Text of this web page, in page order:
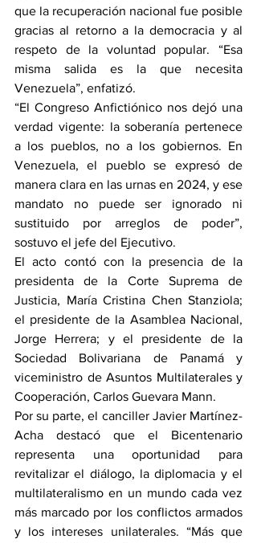
que la recuperación nacional fue posible
gracias al retorno a la democracia y al
respeto de la voluntad popular. “Esa
misma salida es la que necesita
Venezuela”, enfatizó.
“El Congreso Anfictiónico nos dejó una
verdad vigente: la soberanía pertenece
a los pueblos, no a los gobiernos. En
Venezuela, el pueblo se expresó de
manera clara en las urnas en 2024, y ese
mandato no puede ser ignorado ni
sustituido por arreglos de poder”,
sostuvo el jefe del Ejecutivo.
El acto contó con la presencia de la
presidenta de la Corte Suprema de
Justicia, María Cristina Chen Stanziola;
el presidente de la Asamblea Nacional,
Jorge Herrera; y el presidente de la
Sociedad Bolivariana de Panamá y
viceministro de Asuntos Multilaterales y
Cooperación, Carlos Guevara Mann.
Por su parte, el canciller Javier Martínez-
Acha destacó que el Bicentenario
representa una oportunidad para
revitalizar el diálogo, la diplomacia y el
multilateralismo en un mundo cada vez
más marcado por los conflictos armados
y los intereses unilaterales. “Más que